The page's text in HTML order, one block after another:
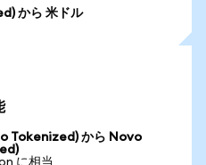
から 米ドル
Tokenized) から Novo
に相当